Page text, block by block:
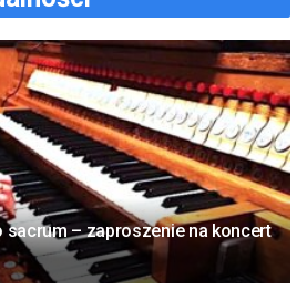
sacrum – zaproszenie na koncert